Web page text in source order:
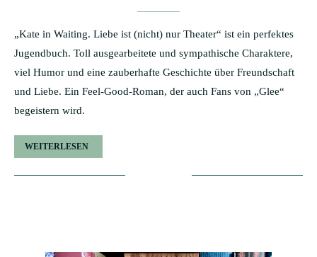
„Kate in Waiting. Liebe ist (nicht) nur Theater“ ist ein perfektes
Jugendbuch. Toll ausgearbeitete und sympathische Charaktere,
viel Humor und eine zauberhafte Geschichte über Freundschaft
und Liebe. Ein Feel-Good-Roman, der auch Fans von „Glee“
begeistern wird.
WEITERLESEN